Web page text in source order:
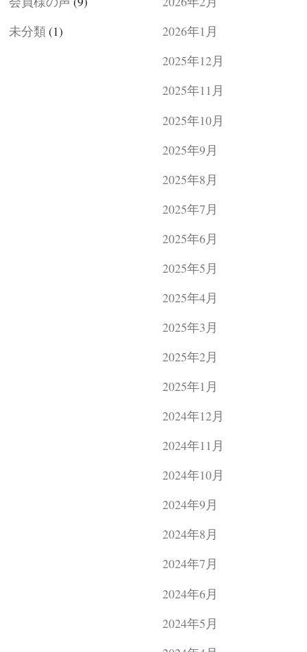
未分類 (1)
2026年1月
2025年12月
2025年11月
2025年10月
2025年9月
2025年8月
2025年7月
2025年6月
2025年5月
2025年4月
2025年3月
2025年2月
2025年1月
2024年12月
2024年11月
2024年10月
2024年9月
2024年8月
2024年7月
2024年6月
2024年5月